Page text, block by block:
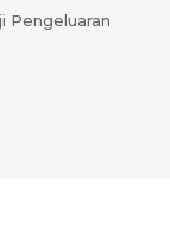
Pengeluaran